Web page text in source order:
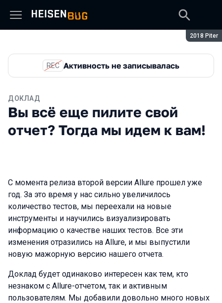
Сезон:
2018 Piter
REC Активность не записывалась
ДОКЛАД
Вы всё еще пилите свой
отчет? Тогда мы идем к вам!
С момента релиза второй версии Allure прошел уже
год. За это время у нас сильно увеличилось
количество тестов, мы переехали на новые
инструменты и научились визуализировать
информацию о качестве наших тестов. Все эти
изменения отразились на Allure, и мы выпустили
новую мажорную версию нашего отчета.
Доклад будет одинаково интересен как тем, кто
незнаком с Allure-отчетом, так и активным
пользователям. Мы добавили довольно много новых